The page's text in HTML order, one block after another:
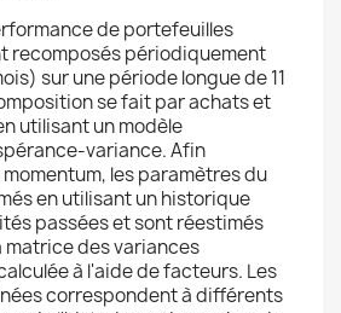
de portefeuilles
recomposés périodiquement
sur une période longue de 11
se fait par achats et
utilisant un modèle
variance. Afin
les paramètres du
en utilisant un historique
passées et sont réestimés
matrice des variances
à l'aide de facteurs. Les
correspondent à différents